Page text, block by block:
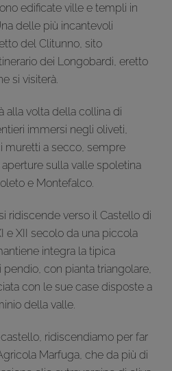
edificate ville e templi in
delle più incantevoli
del Clitunno, sito
dei Longobardi, eretto
si visiterà.
alla volta della collina di
immersi negli oliveti,
muretti a secco, sempre
sulla valle spoletina
e Montefalco.
ridiscende verso il Castello di
e XII secolo da una piccola
integra la tipica
con pianta triangolare,
con le sue case disposte a
della valle.
ridiscendiamo per far
Marfuga, che da più di